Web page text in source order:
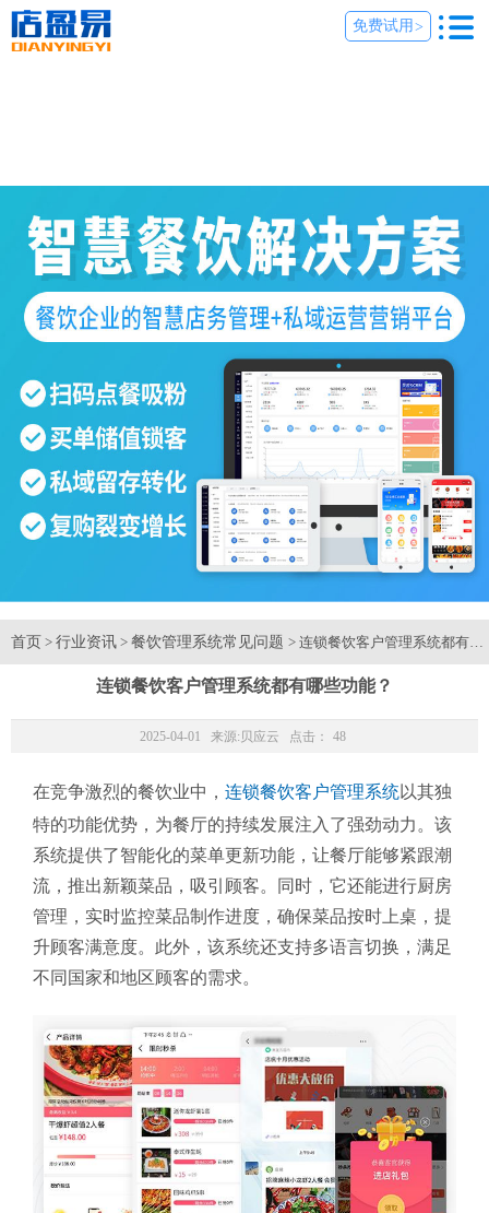
免费试用 >
首页 > 行业资讯 > 餐饮管理系统常见问题 > 连锁餐饮客户管理系统都有哪
连锁餐饮客户管理系统都有哪些功能？
2025-04-01 来源: 贝应云 点击： 48
在竞争激烈的餐饮业中， 连锁餐饮客户管理系统以其独
特的功能优势，为餐厅的持续发展注入了强劲动力。该
系统提供了智能化的菜单更新功能，让餐厅能够紧跟潮
流，推出新颖菜品，吸引顾客。同时，它还能进行厨房
管理，实时监控菜品制作进度，确保菜品按时上桌，提
升顾客满意度。此外，该系统还支持多语言切换，满足
不同国家和地区顾客的需求。